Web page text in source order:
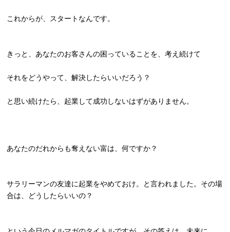
これからが、スタートなんです。
きっと、あなたのお客さんの困っていることを、考え続けて
それをどうやって、解決したらいいだろう？
と思い続けたら、起業して成功しないはずがありません。
あなたのだれからも奪えない富は、何ですか？
サラリーマンの友達に起業をやめておけ。と言われました。 その場
合は、どうしたらいいの？